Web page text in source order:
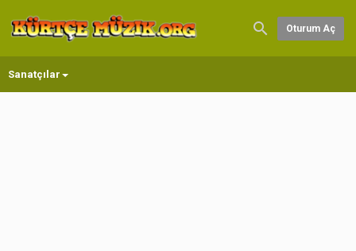
Oturum Aç
Sanatçılar